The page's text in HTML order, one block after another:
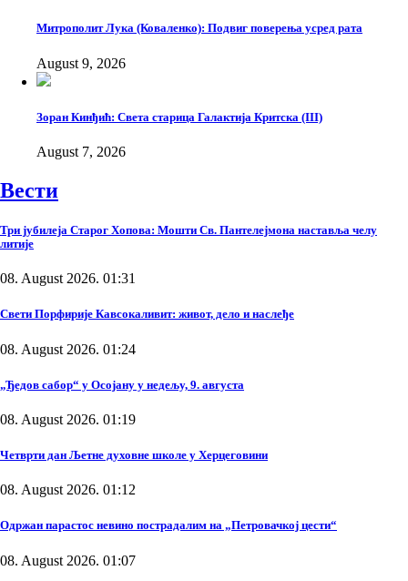
Митрополит Лука (Коваленко): Подвиг поверења усред рата
August 9, 2026
Зоран Кинђић: Света старица Галактија Критска (III)
August 7, 2026
Вести
Три јубилеја Старог Хопова: Мошти Св. Пантелејмона наставља челу
литије
08. August 2026. 01:31
Свети Порфирије Кавсокаливит: живот, дело и наслеђе
08. August 2026. 01:24
„Ђедов сабор“ у Осојану у недељу, 9. августа
08. August 2026. 01:19
Четврти дан Љетне духовне школе у Херцеговини
08. August 2026. 01:12
Одржан парастос невино пострадалим на „Петровачкој цести“
08. August 2026. 01:07